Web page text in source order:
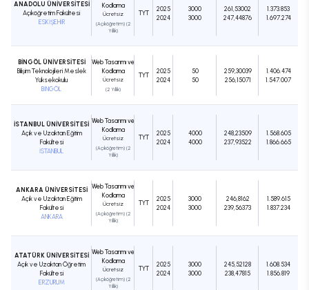
ANADOLU ÜNİVERSİTESİ
Açıköğretim Fakültesi
ESKİŞEHİR
Kodlama
Ücretsiz
(Açıköğretim) (2
Yıllık)
TYT
2025
2024
3000
3000
261,53002
247,44876
1.373.853
1.697.274
BİNGÖL ÜNİVERSİTESİ
Bilişim Teknolojileri Meslek
Yüksekokulu
BİNGÖL
Web Tasarımı ve
Kodlama
Ücretsiz
(2 Yıllık)
TYT
2025
2024
50
50
259,30039
256,15071
1.406.474
1.547.007
İSTANBUL ÜNİVERSİTESİ
Açık ve Uzaktan Eğitim
Fakültesi
İSTANBUL
Web Tasarımı ve
Kodlama
Ücretsiz
(Açıköğretim) (2
Yıllık)
TYT
2025
2024
4000
4000
248,23509
237,93522
1.568.605
1.866.665
ANKARA ÜNİVERSİTESİ
Açık ve Uzaktan Eğitim
Fakültesi
ANKARA
Web Tasarımı ve
Kodlama
Ücretsiz
(Açıköğretim) (2
Yıllık)
TYT
2025
2024
3000
3000
246,8162
239,56373
1.589.615
1.837.234
ATATÜRK ÜNİVERSİTESİ
Açık ve Uzaktan Öğretim
Fakültesi
ERZURUM
Web Tasarımı ve
Kodlama
Ücretsiz
(Açıköğretim) (2
Yıllık)
TYT
2025
2024
3000
3000
245,52128
238,47815
1.608.534
1.856.819